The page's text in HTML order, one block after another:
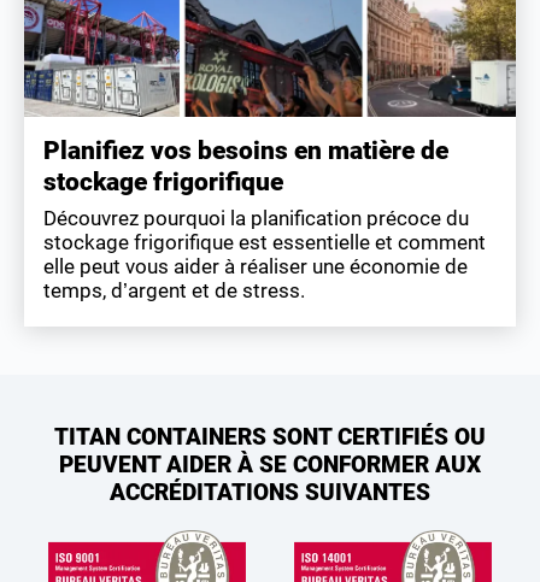
Planifiez vos besoins en matière de
stockage frigorifique
Découvrez pourquoi la planification précoce du
stockage frigorifique est essentielle et comment
elle peut vous aider à réaliser une économie de
temps, d’argent et de stress.
TITAN CONTAINERS SONT CERTIFIÉS OU
PEUVENT AIDER À SE CONFORMER AUX
ACCRÉDITATIONS SUIVANTES